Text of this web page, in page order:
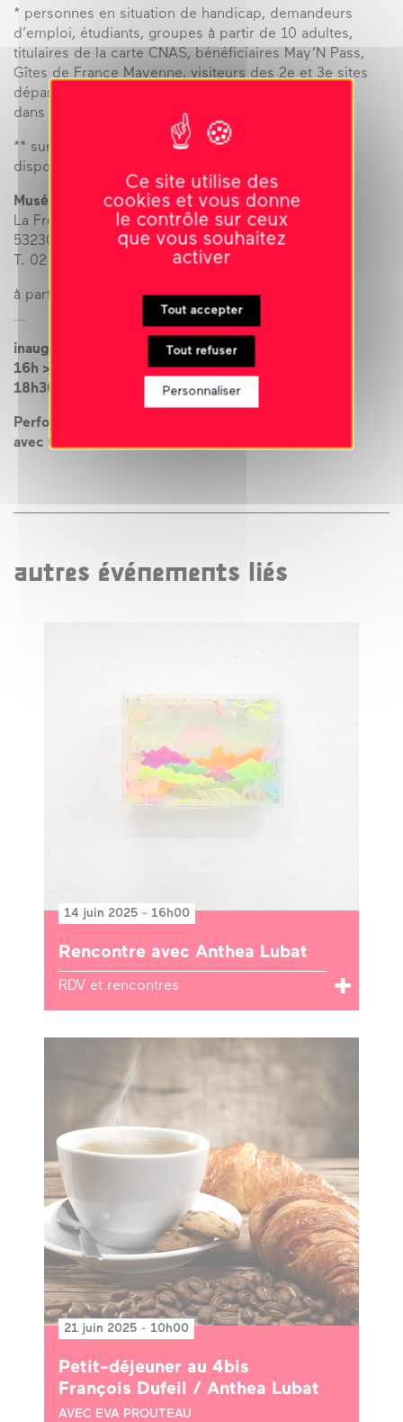
* personnes en situation de handicap, demandeurs
d’emploi, étudiants, groupes à partir de 10 adultes,
titulaires de la carte CNAS, bénéficiaires May’N Pass,
Gîtes de France Mayenne, visiteurs des 2e et 3e sites
départementaux sur présentation d’un billet acheté,
dans un délai d’un an.
** sur réservation ou dans la limite des places
disponibles.
Musée Robert Tatin :
La Frénouse
53230 Cossé-le-Vivien
T. 02 43 98 80 89
à partir de 5 ans
inauguration le samedi 14 juin
16h > 18h au Musée Robert Tatin
18h30 > 21h au 4bis
Performance sonore à 19h15
avec Charles Dubois et Anna Holveck
autres événements liés
14 juin 2025 - 16h00
Rencontre avec Anthea Lubat
RDV et rencontres
21 juin 2025 - 10h00
Petit-déjeuner au 4bis
François Dufeil / Anthea Lubat
AVEC EVA PROUTEAU
Ce site utilise des
cookies et vous donne
le contrôle sur ceux
que vous souhaitez
activer
Tout accepter
Tout refuser
Personnaliser